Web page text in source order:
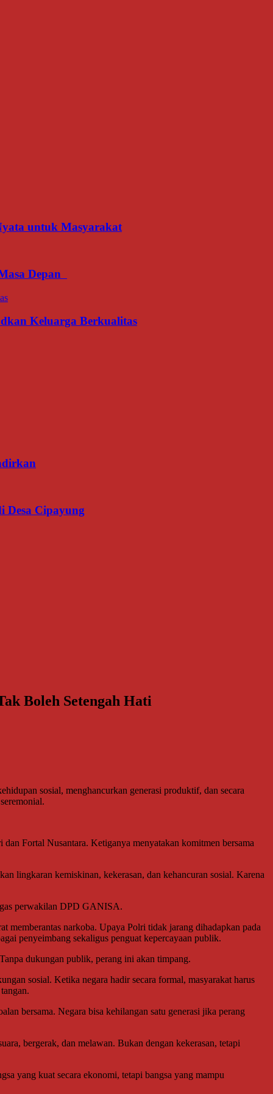
untuk Masyarakat
Depan
Keluarga Berkualitas
Desa Cipayung
Boleh Setengah Hati
sosial, menghancurkan generasi produktif, dan secara
Fortal Nusantara. Ketiganya menyatakan komitmen bersama
lingkaran kemiskinan, kekerasan, dan kehancuran sosial. Karena
perwakilan DPD GANISA.
memberantas narkoba. Upaya Polri tidak jarang dihadapkan pada
penyeimbang sekaligus penguat kepercayaan publik.
dukungan publik, perang ini akan timpang.
sosial. Ketika negara hadir secara formal, masyarakat harus
bersama. Negara bisa kehilangan satu generasi jika perang
bergerak, dan melawan. Bukan dengan kekerasan, tetapi
yang kuat secara ekonomi, tetapi bangsa yang mampu